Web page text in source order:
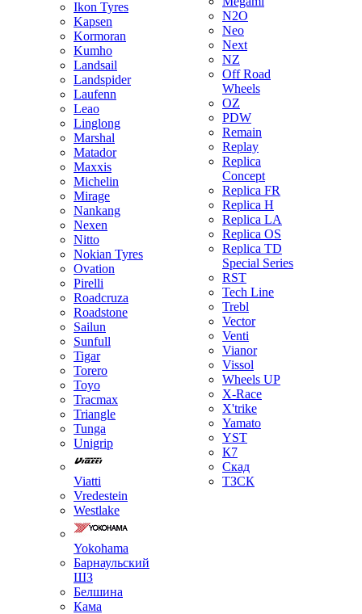
Ikon Tyres
Kapsen
Kormoran
Kumho
Landsail
Landspider
Laufenn
Leao
Linglong
Marshal
Matador
Maxxis
Michelin
Mirage
Nankang
Nexen
Nitto
Nokian Tyres
Ovation
Pirelli
Roadcruza
Roadstone
Sailun
Sunfull
Tigar
Torero
Toyo
Tracmax
Triangle
Tunga
Unigrip
Viatti
Vredestein
Westlake
Yokohama
Барнаульский
ШЗ
Белшина
Кама
N2O
Neo
Next
NZ
Off Road
Wheels
OZ
PDW
Remain
Replay
Replica
Concept
Replica FR
Replica H
Replica LA
Replica OS
Replica TD
Special Series
RST
Tech Line
Trebl
Vector
Venti
Vianor
Vissol
Wheels UP
X-Race
X'trike
Yamato
YST
К7
Скад
ТЗСК